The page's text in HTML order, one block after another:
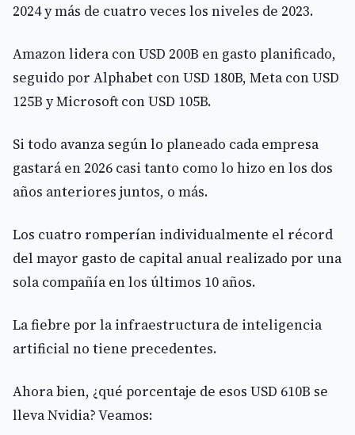
2024 y más de cuatro veces los niveles de 2023.
Amazon lidera con USD 200B en gasto planificado,
seguido por Alphabet con USD 180B, Meta con USD
125B y Microsoft con USD 105B.
Si todo avanza según lo planeado cada empresa
gastará en 2026 casi tanto como lo hizo en los dos
años anteriores juntos, o más.
Los cuatro romperían individualmente el récord
del mayor gasto de capital anual realizado por una
sola compañía en los últimos 10 años.
La fiebre por la infraestructura de inteligencia
artificial no tiene precedentes.
Ahora bien, ¿qué porcentaje de esos USD 610B se
lleva Nvidia? Veamos: